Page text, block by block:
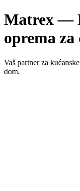
Matrex —
oprema
Vaš partner za
dom.